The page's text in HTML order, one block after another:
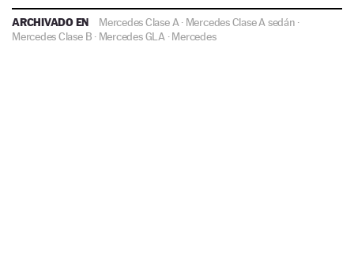
ARCHIVADO EN Mercedes Clase A · Mercedes Clase A sedán ·
Mercedes Clase B · Mercedes GLA ·Mercedes